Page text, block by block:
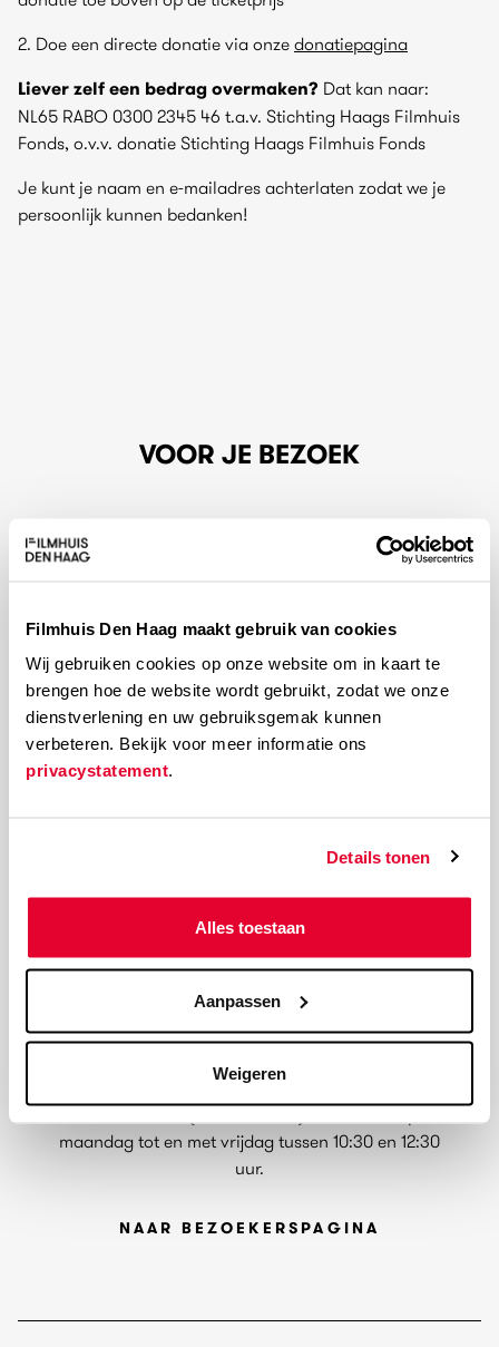
Filmhuis Den Haag maakt gebruik van cookies
Wij gebruiken cookies op onze website om in kaart te
brengen hoe de website wordt gebruikt, zodat we onze
dienstverlening en uw gebruiksgemak kunnen
verbeteren. Bekijk voor meer informatie ons
privacystatement.
Details tonen
Alles toestaan
Aanpassen
Weigeren
2. Doe een directe donatie via onze donatiepagina
Liever zelf een bedrag overmaken? Dat kan naar:
NL65 RABO 0300 2345 46 t.a.v. Stichting Haags Filmhuis
Fonds, o.v.v. donatie Stichting Haags Filmhuis Fonds
Je kunt je naam en e-mailadres achterlaten zodat we je
persoonlijk kunnen bedanken!
VOOR JE BEZOEK
Van maandag t/m zondag is de kassa van 10.00
tot 22.00 uur open. Ons café is open van 10.00 tot
00.00 uur. Kom dus heerlijk ontbijten, een kop
koffie drinken, lunchen of vegetarisch dineren. We
Kassa
Info over tickets, prijzen en kadobonnen vind je op
sturen naar tickets@filmhuisdenhaag.nl. De kassa
maandag tot en met vrijdag tussen 10:30 en 12:30
uur.
NAAR BEZOEKERSPAGINA